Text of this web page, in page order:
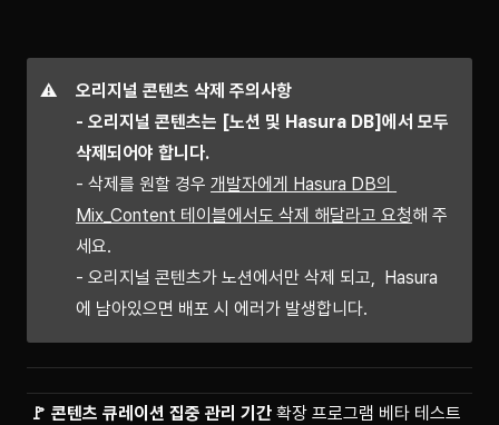
⚠️
오리지널 콘텐츠 삭제 주의사항
- 오리지널 콘텐츠는 [노션 및 Hasura DB]에서 모두
- 삭제를 원할 경우 개발자에게 Hasura DB의
Mix_Content 테이블에서도 삭제 해달라고 요청해 주
세요.
- 오리지널 콘텐츠가 노션에서만 삭제 되고,  Hasura
에 남아있으면 배포 시 에러가 발생합니다.
🚩 콘텐츠 큐레이션 집중 관리 기간 확장 프로그램 베타 테스트